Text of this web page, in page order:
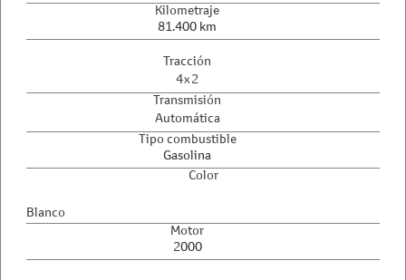
Kilometraje
81.400 km
Tracción
4x2
Transmisión
Automática
Tipo combustible
Gasolina
Color
Blanco
Motor
2000